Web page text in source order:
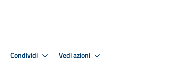
Condividi Vedi azioni